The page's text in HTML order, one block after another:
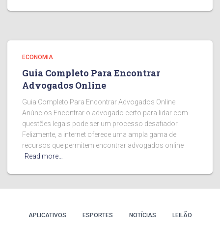
ECONOMIA
Guia Completo Para Encontrar
Advogados Online
Guia Completo Para Encontrar Advogados Online
Anúncios Encontrar o advogado certo para lidar com
questões legais pode ser um processo desafiador.
Felizmente, a internet oferece uma ampla gama de
recursos que permitem encontrar advogados online
Read more…
APLICATIVOS ESPORTES NOTÍCIAS LEILÃO